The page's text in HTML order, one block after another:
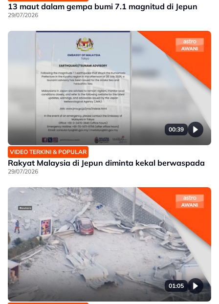
13 maut dalam gempa bumi 7.1 magnitud di Jepun
29/07/2026
00:39
VIDEO TERKINI & POPULAR
Rakyat Malaysia di Jepun diminta kekal berwaspada
29/07/2026
01:05